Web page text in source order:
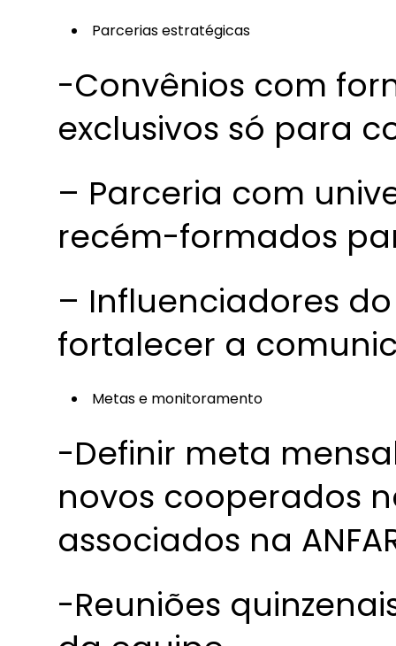
Parcerias estratégicas
-Convênios com
exclusivos só para
– Parceria com
recém-formados
– Influenciadores
fortalecer a
Metas e monitoramento
-Definir meta
novos cooperados
associados na
-Reuniões